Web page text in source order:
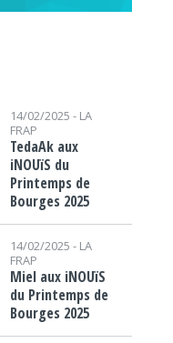
14/02/2025 - LA
FRAP
TedaAk aux
iNOUïS du
Printemps de
Bourges 2025
14/02/2025 - LA
FRAP
Miel aux iNOUïS
du Printemps de
Bourges 2025